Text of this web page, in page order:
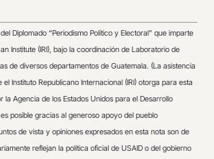
Diplomado “Periodismo Político y Electoral” que imparte
Institute (IRI), bajo la coordinación de Laboratorio de
de diversos departamentos de Guatemala. (La asistencia
Instituto Republicano Internacional (IRI) otorga para esta
la Agencia de los Estados Unidos para el Desarrollo
posible gracias al generoso apoyo del pueblo
de vista y opiniones expresados en esta nota son de
reflejan la política oficial de USAID o del gobierno